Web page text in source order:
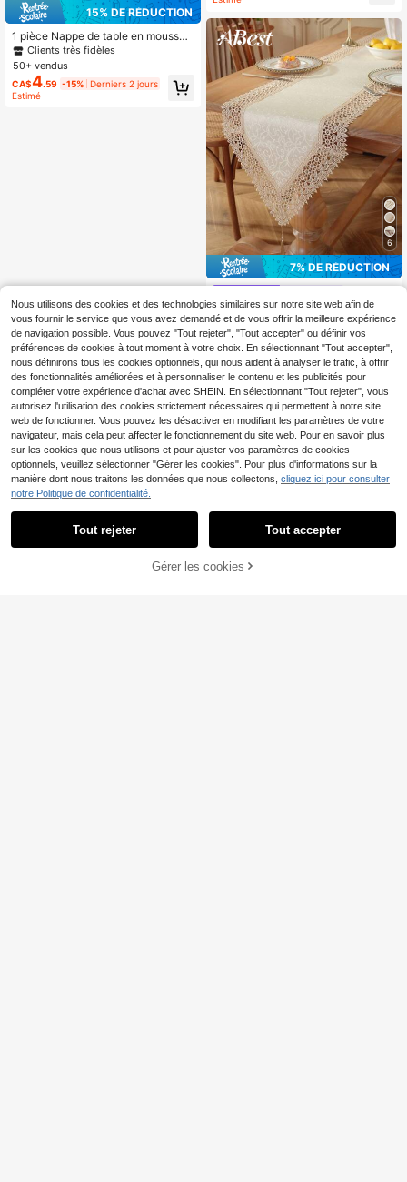
15% DE RÉDUCTION
1 pièce Nappe de table en mousseli
ne de soie couleur champagne, nap
pe transparente bohème en tulle, co
nvient pour la décoration de table d
e mariage, anniversaire de la marié
e, dîner
Clients très fidèles
50+ vendus
CA$4.59 -15% Derniers 2 jours
Estimé
n bohème, chemin de table transpar
ent rustique, convient pour la décor
ation de mariage, arche de jardin, d
ouche de mariée. Parfait pour le ma
riage, les fêtes, la Saint-Valentin, le
s vacances, les anniversaires, la dé
coration de la maison (plusieurs cou
leurs disponibles)
6
7% DE RÉDUCTION
ABEST6522 Home&Living store 1 pi
èce Chemin de table en dentelle br
odée délicate et hydrosoluble en 10
0% polyester, pour la cuisine, la sall
e à manger, les armoires, la décorati
on de la maison, les rassemblement
s familiaux, les décorations de fête
s, les fêtes d'intérieur et d'extérieur,
les mariages
Créé il y a 1 an
CA$4 .28 -7% Derniers 2 jours
AJOUTER AU PANIER
Nous utilisons des cookies et des technologies similaires sur notre site web afin de
vous fournir le service que vous avez demandé et de vous offrir la meilleure expérience
de navigation possible. Vous pouvez "Tout rejeter", "Tout accepter" ou définir vos
préférences de cookies à tout moment à votre choix. En sélectionnant "Tout accepter",
nous définirons tous les cookies optionnels, qui nous aident à analyser le trafic, à offrir
des fonctionnalités améliorées et à personnaliser le contenu et les publicités pour
compléter votre expérience d'achat avec SHEIN. En sélectionnant "Tout rejeter", vous
autorisez l'utilisation des cookies strictement nécessaires qui permettent à notre site
web de fonctionner. Vous pouvez les désactiver en modifiant les paramètres de votre
navigateur, mais cela peut affecter le fonctionnement du site web. Pour en savoir plus
sur les cookies que nous utilisons et pour ajuster vos paramètres de cookies
optionnels, veuillez sélectionner "Gérer les cookies". Pour plus d'informations sur la
manière dont nous traitons les données que nous collectons, cliquez ici pour consulter
notre Politique de confidentialité.
Tout rejeter Tout accepter
Gérer les cookies